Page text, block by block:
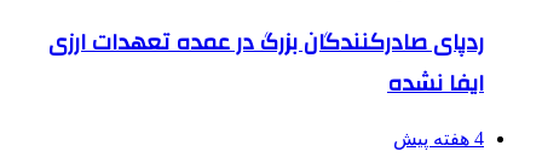
ردپای صادرکنندگان بزرگ در عمده تعهدات ارزی
ایفا نشده
4 هفته پیش